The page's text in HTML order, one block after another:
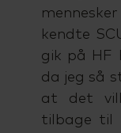
kendte
gik på HF
da jeg så
at det
tilbage til